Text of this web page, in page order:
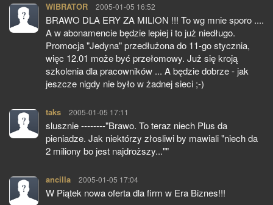
WIBRATOR pisze:
2005-01-05 16:52
BRAWO DLA ERY ZA MILION !!! To wg mnie sporo ....
A w abonamencie będzie lepiej i to już niedługo.
Promocja "Jedyna" przedłużona do 11-go stycznia,
więc 12.01 może być przełomowy. Już się kroją
szkolenia dla pracowników ... A będzie dobrze - jak
jeszcze nigdy nie było w żadnej sieci ;-)
taks pisze:
2005-01-05 17:11
slusznie --------"Brawo. To teraz niech Plus da
pieniadze. Jak niektórzy złosliwi by mawiali "niech da
2 miliony bo jest najdroższy...""
ancilla pisze:
2005-01-05 17:04
W Piątek nowa oferta dla firm w Era Biznes!!!